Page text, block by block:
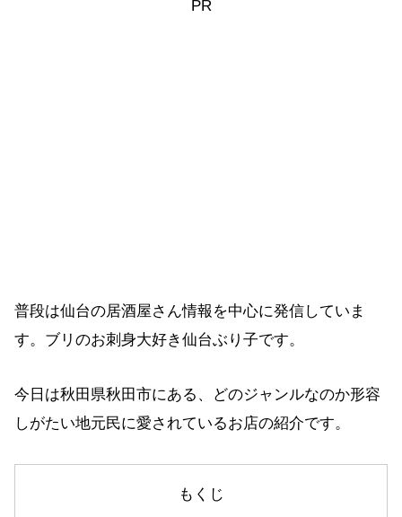
PR
普段は仙台の居酒屋さん情報を中心に発信していま
す。ブリのお刺身大好き仙台ぶり子です。
今日は秋田県秋田市にある、どのジャンルなのか形容
しがたい地元民に愛されているお店の紹介です。
もくじ